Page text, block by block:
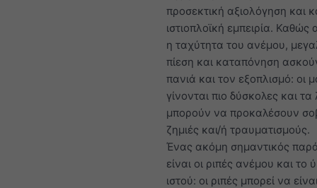
προσεκτική αξιολόγηση και
ιστιοπλοϊκή εμπειρία. Καθώς
η ταχύτητα του ανέμου,
πίεση και καταπόνηση
πανιά και τον εξοπλισμό: οι
γίνονται πιο δύσκολες και
μπορούν να προκαλέσουν
ζημιές και/ή τραυματισμούς.
Ένας ακόμη σημαντικός
είναι οι ριπές ανέμου και το
ιστού: οι ριπές μπορεί να